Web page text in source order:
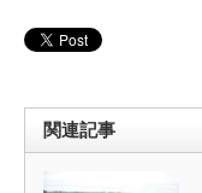
関連記事